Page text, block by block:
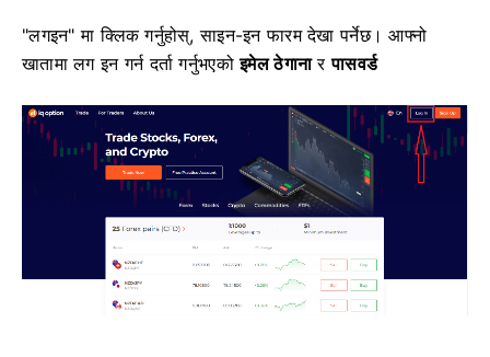
"लगइन" मा क्लिक गर्नुहोस्, साइन-इन फारम देखा पर्नेछ।आफ्नो
खातामा लग इन गर्न दर्ता गर्नुभएकोइमेल ठेगानारपासवर्ड